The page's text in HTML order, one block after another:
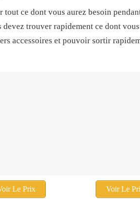
ce dont vous aurez besoin
devez trouver rapidement ce dont
accessoires et pouvoir sortir
Le Prix Voir Le